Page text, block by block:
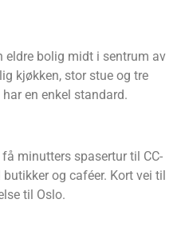
eld­re bolig midt i sen­trum av
kjøk­ken, stor stue og tre
en enkel standard.
minut­ters spa­ser­tur til CC-
og café­er. Kort vei til
til Oslo.